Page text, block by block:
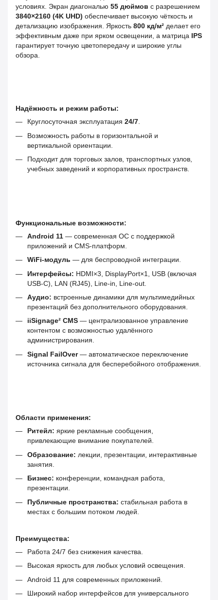
условиях. Экран диагональю 55 дюймов с разрешением
3840×2160 (4K UHD) обеспечивает высокую чёткость и
детализацию изображения. Яркость 800 кд/м² делает его
эффективным даже при ярком освещении, а матрица IPS
гарантирует точную цветопередачу и широкие углы
обзора.
Надёжность и режим работы:
Круглосуточная эксплуатация 24/7.
Возможность работы в горизонтальной и
вертикальной ориентации.
Подходит для торговых залов, транспортных узлов,
учебных заведений и корпоративных пространств.
Функциональные возможности:
Android 11 — современная ОС с поддержкой
приложений и CMS-платформ.
WiFi-модуль — для беспроводной интеграции.
Интерфейсы: HDMI×3, DisplayPort×1, USB (включая
USB-C), LAN (RJ45), Line-in, Line-out.
Аудио: встроенные динамики для мультимедийных
презентаций без дополнительного оборудования.
iiSignage² CMS — централизованное управление
контентом с возможностью удалённого
администрирования.
Signal FailOver— автоматическое переключение
источника сигнала для бесперебойного отображения.
Области применения:
Ритейл: яркие рекламные сообщения,
привлекающие внимание покупателей.
Образование: лекции, презентации, интерактивные
занятия.
Бизнес: конференции, командная работа,
презентации.
Публичные пространства: стабильная работа в
местах с большим потоком людей.
Преимущества:
Работа 24/7 без снижения качества.
Высокая яркость для любых условий освещения.
Android 11 для современных приложений.
Широкий набор интерфейсов для универсального